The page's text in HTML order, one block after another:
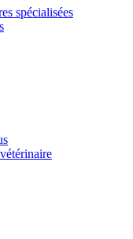
spécialisées